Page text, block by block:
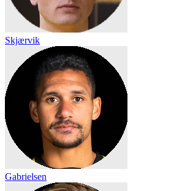
Skjærvik
Gabrielsen